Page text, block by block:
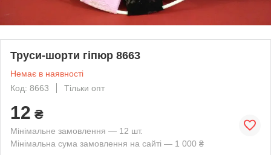
Труси-шорти гіпюр 8663
Немає в наявності
Код: 8663
Тільки опт
12 ₴
Мінімальне замовлення — 12 шт.
Мінімальна сума замовлення на сайті — 1 000 ₴